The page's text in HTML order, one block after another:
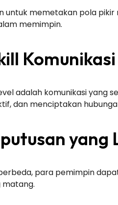
untuk memetakan pola
memimpin.
Komunikasi
adalah komunikasi
dan menciptakan
yang
para pemimpin
matang.